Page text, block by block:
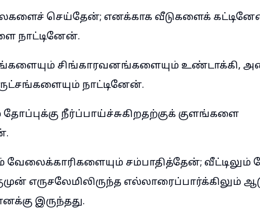
செய்தேன்; எனக்காக வீடுகளைக்
நாட்டினேன்.
சிங்காரவனங்களையும் உண்டாக்கி,
நாட்டினேன்.
நீர்ப்பாய்ச்சுகிறதற்குக் குளங்களை
வேலைக்காரிகளையும் சம்பாதித்தேன்; வீட்டிலும்
எருசலேமிலிருந்த எல்லாரைப்பார்க்கிலும்
இருந்தது.